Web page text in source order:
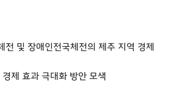
전 및 장애인전국체전의 제주 지역 경제
제 효과 극대화 방안 모색